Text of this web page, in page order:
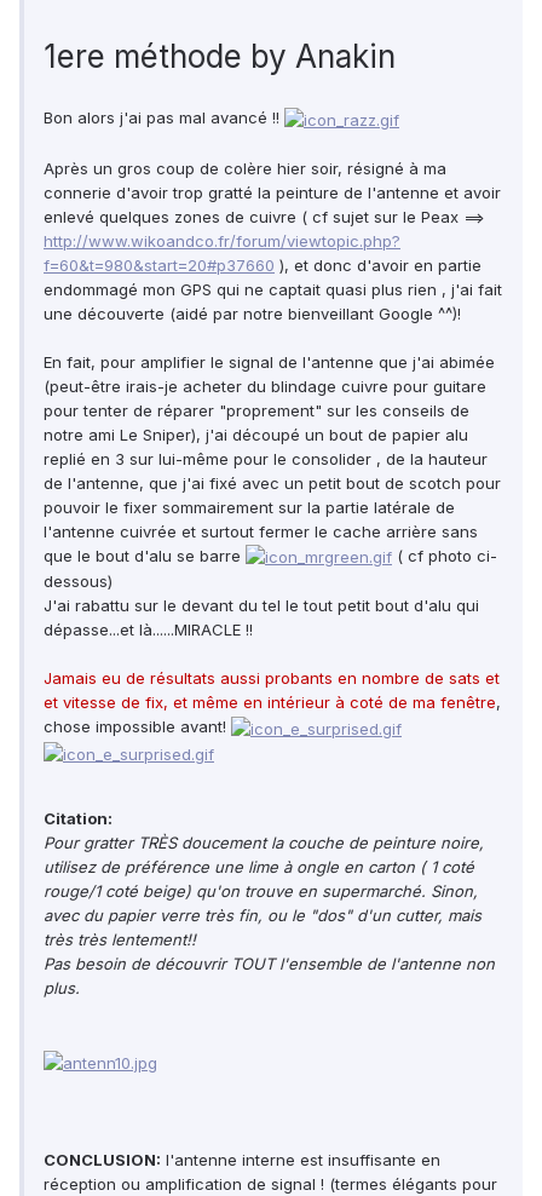
1ere méthode by Anakin
Bon alors j'ai pas mal avancé !!
Après un gros coup de colère hier soir, résigné à ma
connerie d'avoir trop gratté la peinture de l'antenne et avoir
enlevé quelques zones de cuivre ( cf sujet sur le Peax ==>
http://www.wikoandco.fr/forum/viewtopic.php?
f=60&t=980&start=20#p37660 ), et donc d'avoir en partie
endommagé mon GPS qui ne captait quasi plus rien , j'ai fait
une découverte (aidé par notre bienveillant Google ^^)!
En fait, pour amplifier le signal de l'antenne que j'ai abimée
(peut-être irais-je acheter du blindage cuivre pour guitare
pour tenter de réparer "proprement" sur les conseils de
notre ami Le Sniper), j'ai découpé un bout de papier alu
replié en 3 sur lui-même pour le consolider , de la hauteur
de l'antenne, que j'ai fixé avec un petit bout de scotch pour
pouvoir le fixer sommairement sur la partie latérale de
l'antenne cuivrée et surtout fermer le cache arrière sans
que le bout d'alu se barre
( cf photo ci-
dessous)
J'ai rabattu sur le devant du tel le tout petit bout d'alu qui
dépasse...et là......MIRACLE !!
Jamais eu de résultats aussi probants en nombre de sats et
et vitesse de fix, et même en intérieur à coté de ma fenêtre,
chose impossible avant!
Citation:
Pour gratter TRÈS doucement la couche de peinture noire,
utilisez de préférence une lime à ongle en carton ( 1 coté
rouge/1 coté beige) qu'on trouve en supermarché. Sinon,
avec du papier verre très fin, ou le "dos" d'un cutter, mais
très très lentement!!
Pas besoin de découvrir TOUT l'ensemble de l'antenne non
plus.
CONCLUSION: l'antenne interne est insuffisante en
réception ou amplification de signal ! (termes élégants pour